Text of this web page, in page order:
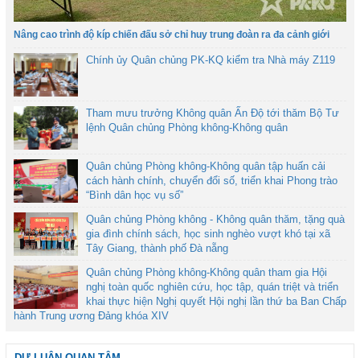
Nâng cao trình độ kíp chiến đấu sở chỉ huy trung đoàn ra đa cảnh giới
Chính ủy Quân chủng PK-KQ kiểm tra Nhà máy Z119
Tham mưu trưởng Không quân Ấn Độ tới thăm Bộ Tư
lệnh Quân chủng Phòng không-Không quân
Quân chủng Phòng không-Không quân tập huấn cải
cách hành chính, chuyển đổi số, triển khai Phong trào
“Bình dân học vụ số”
Quân chủng Phòng không - Không quân thăm, tặng quà
gia đình chính sách, học sinh nghèo vượt khó tại xã
Tây Giang, thành phố Đà nẵng
Quân chủng Phòng không-Không quân tham gia Hội
nghị toàn quốc nghiên cứu, học tập, quán triệt và triển
khai thực hiện Nghị quyết Hội nghị lần thứ ba Ban Chấp
hành Trung ương Đảng khóa XIV